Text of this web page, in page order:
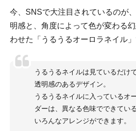
今、SNSで大注目されているのが
明感と、角度によって色が変わる
わせた「うるうるオーロラネイル」
うるうるネイルは見ているだけ
透明感のあるデザイン。
うるうるネイルに入っているオ
ダーは、異なる色味でできてい
いろんなアレンジができます。